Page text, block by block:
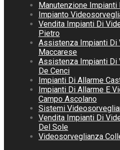
Manutenzione
Impianto
Vendita Impianti Di
Pietro
Assistenza Impianti Di
Maccarese
Assistenza Impianti Di
De Cenci
Impianti Di Allarme
Impianti Di Allarme E
Campo Ascolano
Sistemi
Vendita Impianti Di
Del Sole
Videosorveglianza